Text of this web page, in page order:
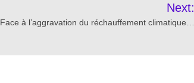
Next:
Face à l’aggravation du réchauffement climatique…